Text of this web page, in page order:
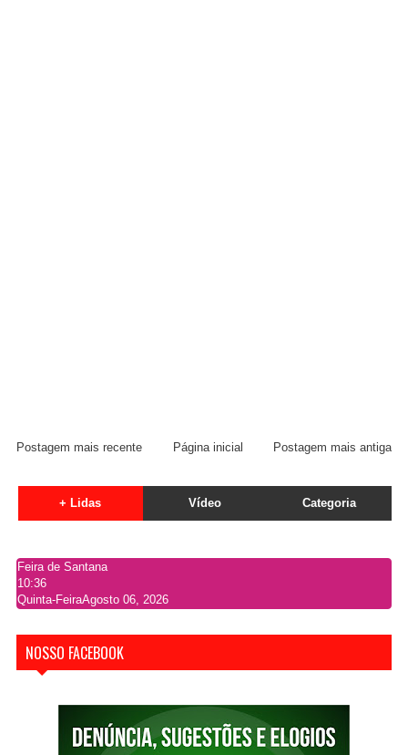
Postagem mais recente Postagem mais antiga
Página inicial
+ Lidas Vídeo Categoria
Feira de Santana
10:36
Quinta-FeiraAgosto 06, 2026
NOSSO FACEBOOK